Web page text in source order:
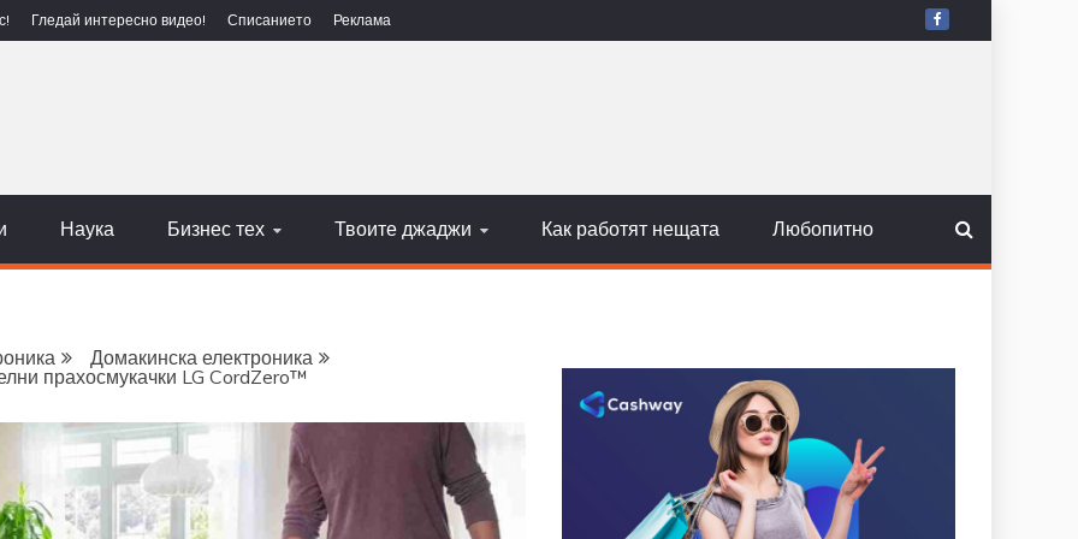
Гледай интересно видео! Списанието Реклама
Наука Бизнес тех Твоите джаджи Как работят нещата Любопитно
Домакинска електроника
прахосмукачки LG CordZero™